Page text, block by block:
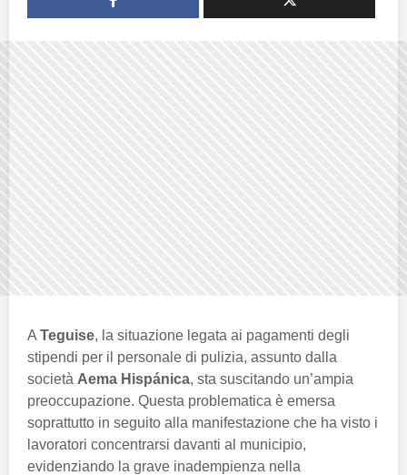
A Teguise, la situazione legata ai pagamenti degli
stipendi per il personale di pulizia, assunto dalla
società Aema Hispánica, sta suscitando un’ampia
preoccupazione. Questa problematica è emersa
soprattutto in seguito alla manifestazione che ha visto i
lavoratori concentrarsi davanti al municipio,
evidenziando la grave inadempienza nella